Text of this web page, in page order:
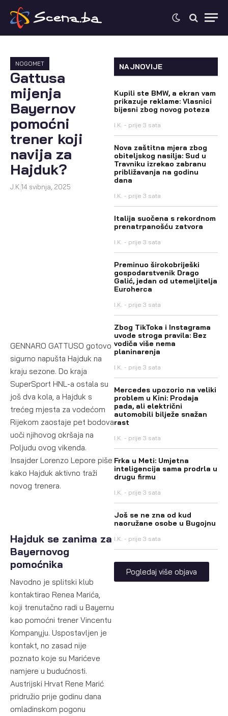
NOGOMET
Gattusa
mijenja
Bayernov
pomoćni
trener koji
navija za
Hajduk?
J.K. 14 svibnja, 2025
GENNARO GATTUSO gotovo
sigurno napušta Hajduk na
kraju sezone. Do kraja
SuperSport HNL-a ostala su
još dva kola, a Hajduk s
trećeg mjesta za vodećom
Rijekom zaostaje pet bodova
uoči njihovog okršaja na
Poljudu ovog vikenda.
Insajder Lorenzo Lepore piše
kako Hajduk aktivno traži
novog trenera.
Hajduk se zanima za
Bayernovog
pomoćnika
Navodno je splitski klub
kontaktirao Renea Marića,
koji trenutačno radi u Bayernu
kao pomoćni trener Vincentu
Kompanyju. Uspostavljen je
kontakt, no zasad nije
poznato koje su Marićeve
namjere u budućnosti.
Austrijski Hrvat Rene Marić
pridružio prije godinu dana
omladinskom pogonu
NAJNOVIJE
Kupili ste BMW, a ekran vam
prikazuje reklame: Vlasnici
bijesni zbog novog poteza
I.K. prije 3 sata
Nova zaštitna mjera zbog
obiteljskog nasilja: Sud u
Travniku izrekao zabranu
približavanja na godinu
dana
I.K. prije 3 sata
Italija suočena s rekordnom
prenatrpanošću zatvora
I.K. prije 3 sata
Preminuo širokobriješki
gospodarstvenik Drago
Galić, jedan od utemeljitelja
Euroherca
I.K. prije 3 sata
Zbog TikToka i Instagrama
uvode stroga pravila: Bez
vodiča više nema
planinarenja
I.K. prije 3 sata
Mercedes upozorio na veliki
problem u Kini: Prodaja
pada, ali električni
automobili bilježe snažan
rast
I.K. prije 3 sata
Frka u Meti: Umjetna
inteligencija sama prodrla u
drugu firmu
I.K. prije 3 sata
Još se ne zna od kud
naoružane osobe u Bugojnu
I.K. prije 3 sata
Pogledaj više objava